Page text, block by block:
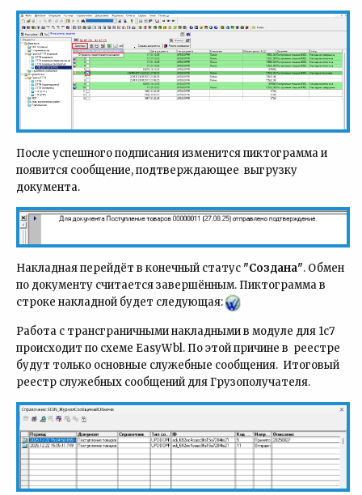
После успешного подписания изменится пиктограмма и
появится сообщение, подтверждающее выгрузку
документа.
Накладная перейдёт в конечный статус "Создана". Обмен
по документу считается завершённым. Пиктограмма в
строке накладной будет следующая:
Работа с трансграничными накладными в модуле для 1с7
происходит по схеме EasyWbl. По этой причине в реестре
будут только основные служебные сообщения. Итоговый
реестр служебных сообщений для Грузополучателя.